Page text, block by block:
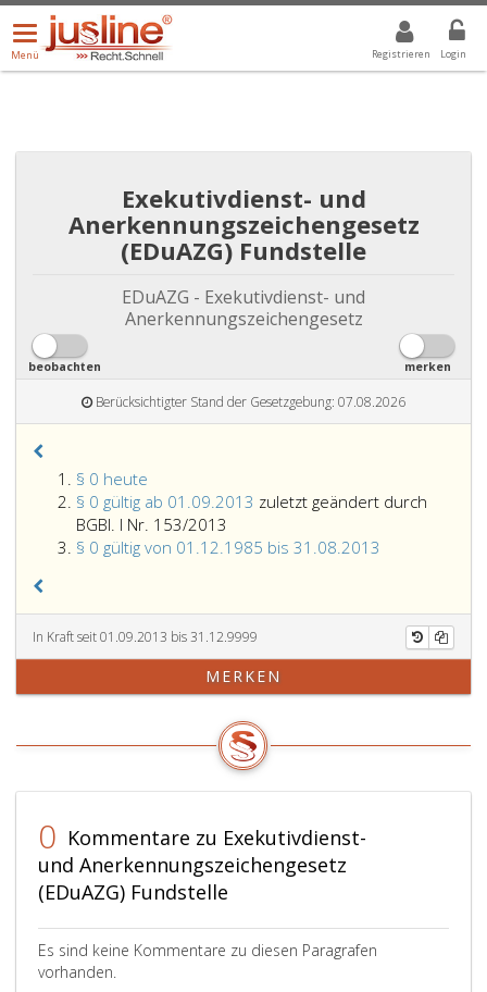
Registrieren Login
Menü
öffnen/schließen
Menü
ALLE DROPDOWN: GEWÄHLTER WERT IST ALLE
Exekutivdienst- und
Anerkennungszeichengesetz
(EDuAZG) Fundstelle
EDuAZG - Exekutivdienst- und
Anerkennungszeichengesetz
beobachten merken
Berücksichtigter Stand der Gesetzgebung: 07.08.2026
§ 0 heute
§ 0 gültig ab 01.09.2013 zuletzt geändert durch
BGBl. I Nr. 153/2013
§ 0 gültig von 01.12.1985 bis 31.08.2013
In Kraft seit 01.09.2013 bis 31.12.9999
MERKEN
0 Kommentare zu Exekutivdienst-
und Anerkennungszeichengesetz
(EDuAZG) Fundstelle
Es sind keine Kommentare zu diesen Paragrafen
vorhanden.